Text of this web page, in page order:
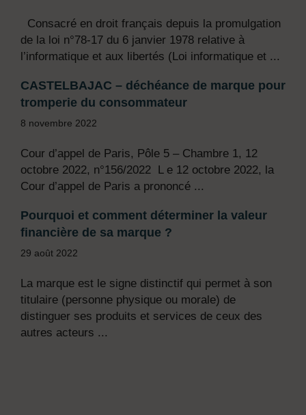
Consacré en droit français depuis la promulgation
de la loi n°78-17 du 6 janvier 1978 relative à
l’informatique et aux libertés (Loi informatique et ...
CASTELBAJAC – déchéance de marque pour
tromperie du consommateur
8 novembre 2022
Cour d’appel de Paris, Pôle 5 – Chambre 1, 12
octobre 2022, n°156/2022 L e 12 octobre 2022, la
Cour d’appel de Paris a prononcé ...
Pourquoi et comment déterminer la valeur
financière de sa marque ?
29 août 2022
La marque est le signe distinctif qui permet à son
titulaire (personne physique ou morale) de
distinguer ses produits et services de ceux des
autres acteurs ...